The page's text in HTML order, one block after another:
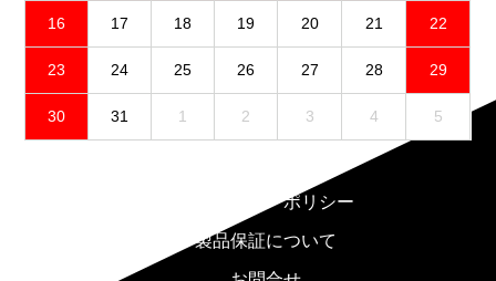
16 17 18 19 20 21 22
23 24 25 26 27 28 29
30 31 1 2 3 4 5
プライバシーポリシー
製品保証について